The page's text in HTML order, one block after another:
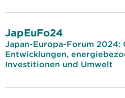
JapEuFo24
Japan-Europa-Forum 2024:
Entwicklungen,
Investitionen und Umwelt